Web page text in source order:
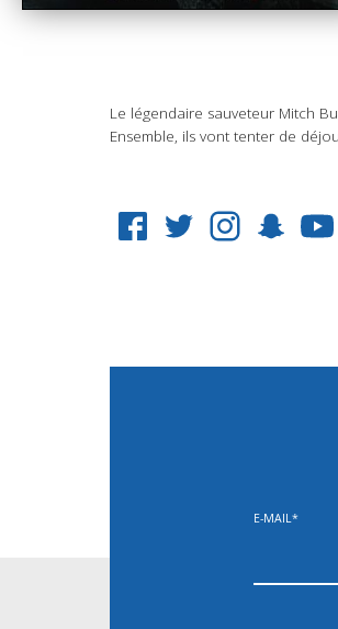
Le légendaire sauveteur Mitch
Ensemble, ils vont tenter de
E-MAIL*